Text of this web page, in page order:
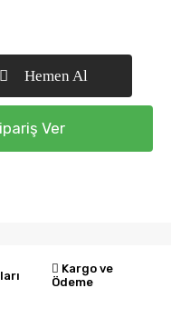
Hemen Al
Ver
Kargo ve
Ödeme